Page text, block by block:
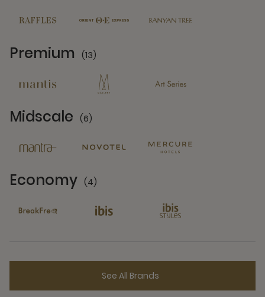
Premium (13)
Midscale (6)
Economy (4)
See All Brands